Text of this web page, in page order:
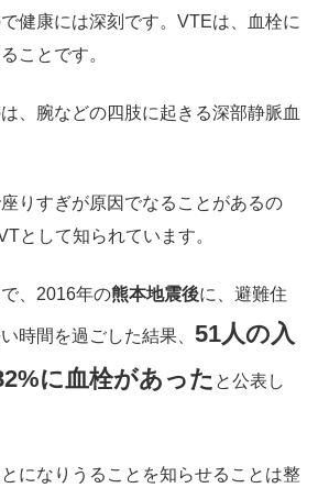
健康には深刻です。VTEは、血栓に
ことです。
、腕などの四肢に起きる深部静脈血
りすぎが原因でなることがあるの
として知られています。
、2016年の熊本地震後に、避難住
時間を過ごした結果、 51人の入
に血栓があった と公表し
になりうることを知らせることは整